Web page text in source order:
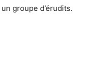
groupe d’érudits.